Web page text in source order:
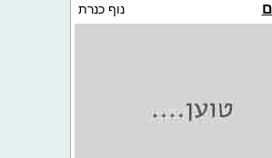
נוף כנרת